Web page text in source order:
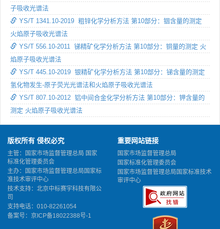
子吸收光谱法
YS/T 1341.10-2019 粗锌化学分析方法 第10部分：铟含量的测定
火焰原子吸收光谱法
YS/T 556.10-2011 锑精矿化学分析方法 第10部分：铜量的测定 火
焰原子吸收光谱法
YS/T 445.10-2019 银精矿化学分析方法 第10部分：锑含量的测定
氢化物发生-原子荧光光谱法和火焰原子吸收光谱法
YS/T 807.10-2012 铝中间合金化学分析方法 第10部分：钾含量的
测定 火焰原子吸收光谱法
版权所有 侵权必究
主管：国家市场监督管理总局 国家
标准化管理委员会
主办：国家市场监督管理总局国家标
准技术审评中心
技术支持：北京中标赛宇科技有限公
司
支持电话：010-82261054
备案号： 京ICP备18022388号-1
重要网站链接
国家市场监督管理总局
国家标准化管理委员会
国家市场监督管理总局国家标准技术
审评中心